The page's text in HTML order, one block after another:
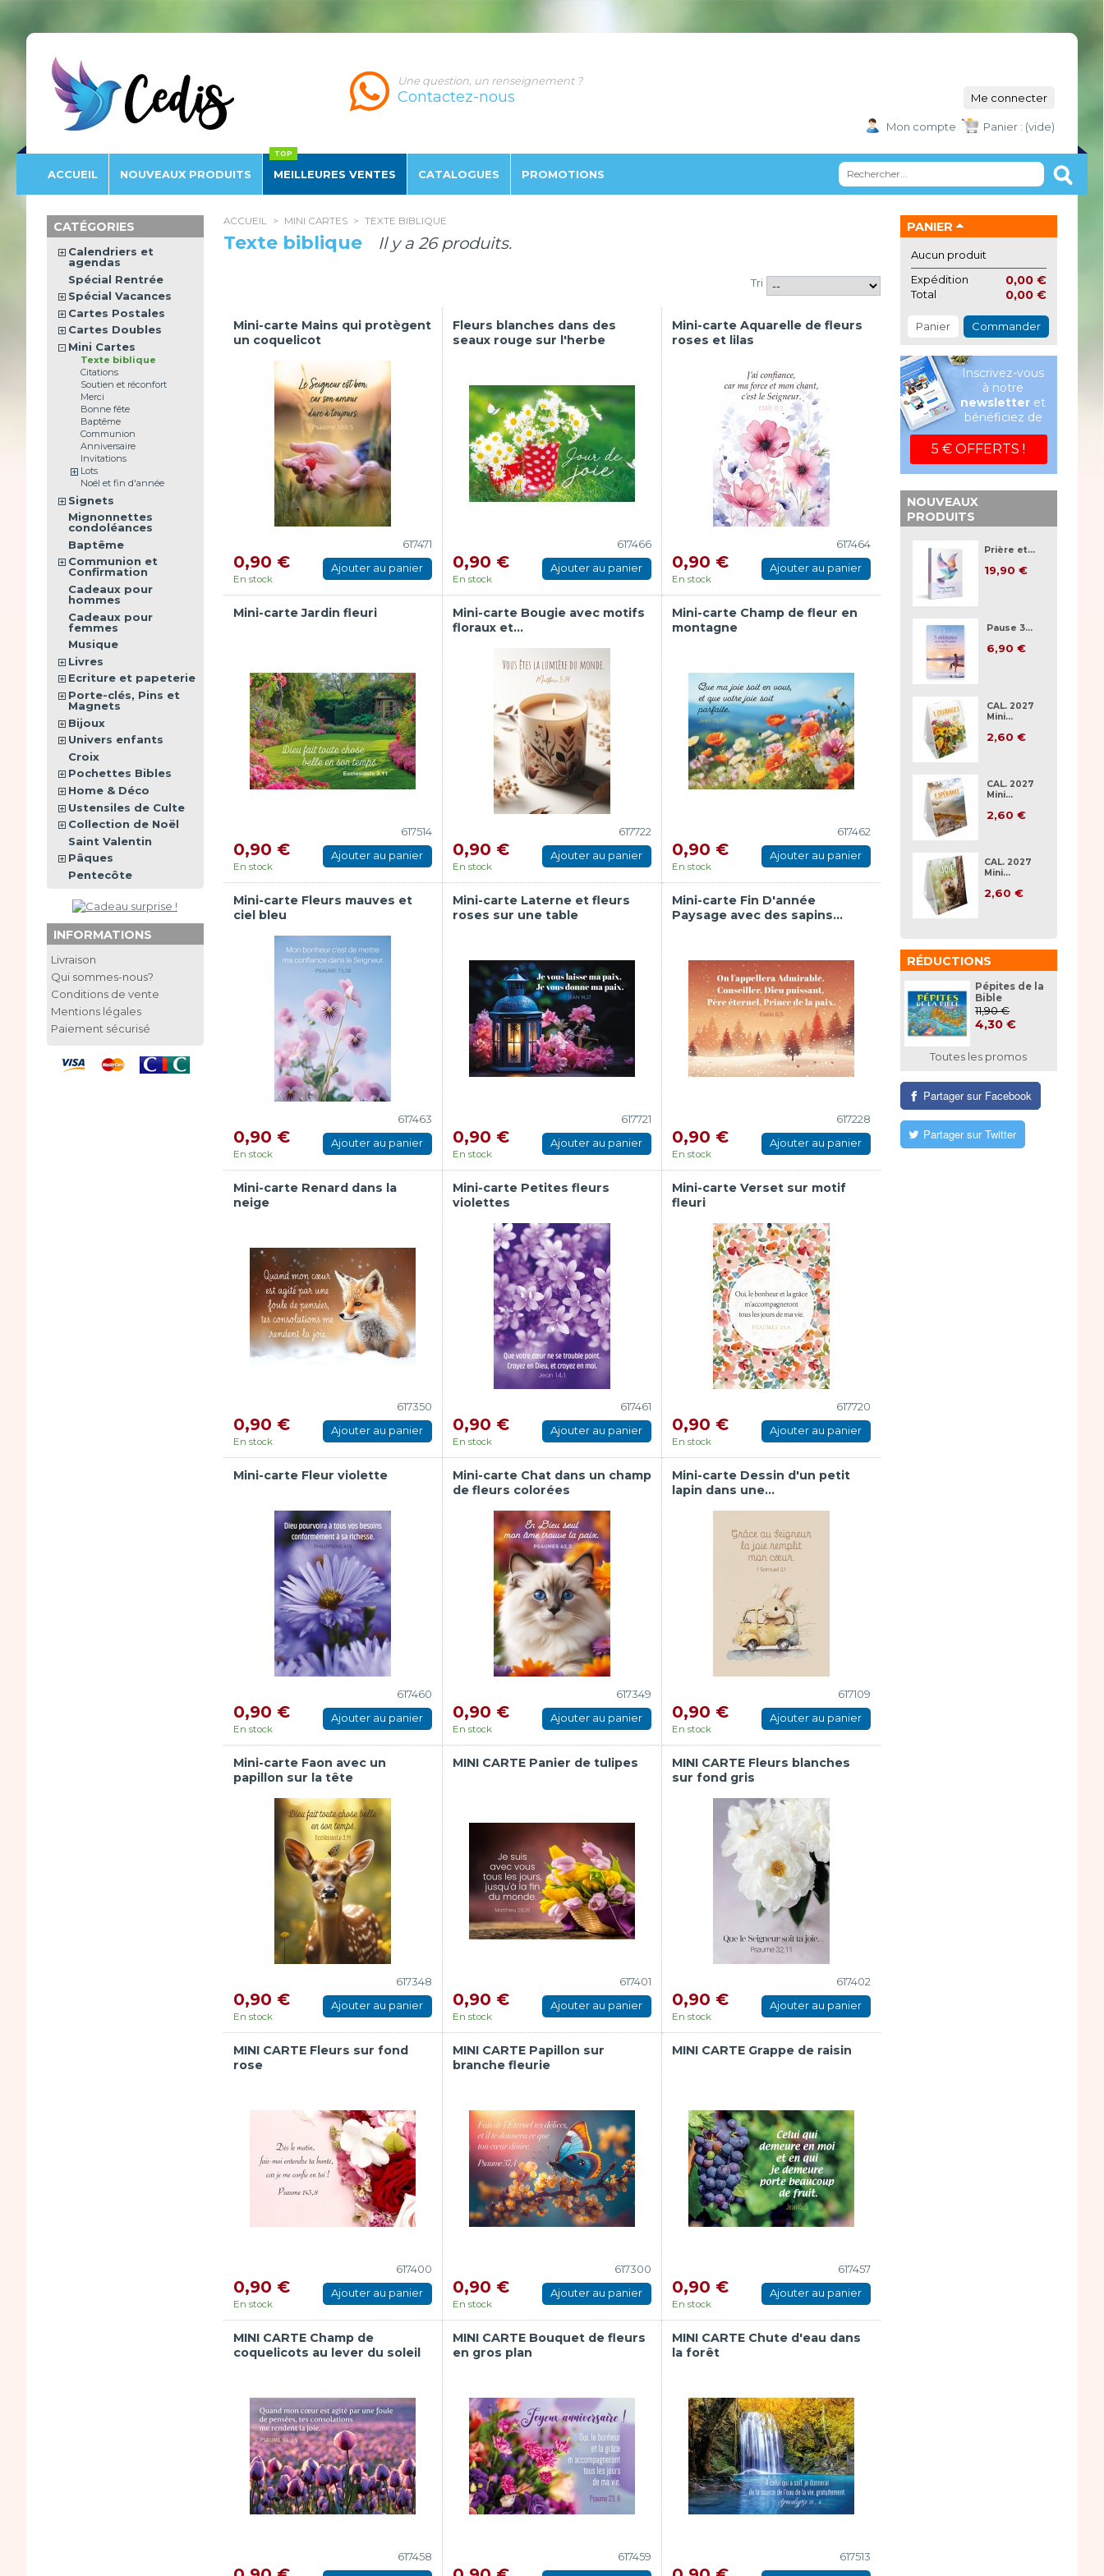
Éditions
Cedis
Une question, un renseignement ?
Contactez-nous Me connecter
Panier : (vide)
Mon compte
ACCUEIL NOUVEAUX PRODUITS MEILLEURES VENTES CATALOGUES PROMOTIONS
ACCUEIL > MINI CARTES > TEXTE BIBLIQUE
Texte biblique Il y a 26 produits.
Tri
Mini-carte Mains qui protègent
un coquelicot
617471
0,90 €
En stock
Ajouter au panier
Fleurs blanches dans des
seaux rouge sur l'herbe
617466
0,90 €
En stock
Ajouter au panier
Mini-carte Aquarelle de fleurs
roses et lilas
617464
0,90 €
En stock
Ajouter au panier
Mini-carte Jardin fleuri
617514
0,90 €
En stock
Ajouter au panier
Mini-carte Bougie avec motifs
floraux et...
617722
0,90 €
En stock
Ajouter au panier
Mini-carte Champ de fleur en
montagne
617462
0,90 €
En stock
Ajouter au panier
Mini-carte Fleurs mauves et
ciel bleu
617463
0,90 €
En stock
Ajouter au panier
Mini-carte Laterne et fleurs
roses sur une table
617721
0,90 €
En stock
Ajouter au panier
Mini-carte Fin D'année
Paysage avec des sapins...
617228
0,90 €
En stock
Ajouter au panier
Mini-carte Renard dans la
neige
617350
0,90 €
En stock
Ajouter au panier
Mini-carte Petites fleurs
violettes
617461
0,90 €
En stock
Ajouter au panier
Mini-carte Verset sur motif
fleuri
617720
0,90 €
En stock
Ajouter au panier
Mini-carte Fleur violette
617460
0,90 €
En stock
Ajouter au panier
Mini-carte Chat dans un champ
de fleurs colorées
617349
0,90 €
En stock
Ajouter au panier
Mini-carte Dessin d'un petit
lapin dans une...
617109
0,90 €
En stock
Ajouter au panier
Mini-carte Faon avec un
papillon sur la tête
617348
0,90 €
En stock
Ajouter au panier
MINI CARTE Panier de tulipes
617401
0,90 €
En stock
Ajouter au panier
MINI CARTE Fleurs blanches
sur fond gris
617402
0,90 €
En stock
Ajouter au panier
MINI CARTE Fleurs sur fond
rose
617400
0,90 €
En stock
Ajouter au panier
MINI CARTE Papillon sur
branche fleurie
617300
0,90 €
En stock
Ajouter au panier
MINI CARTE Grappe de raisin
617457
0,90 €
En stock
Ajouter au panier
MINI CARTE Champ de
coquelicots au lever du soleil
617458
MINI CARTE Bouquet de fleurs
en gros plan
617459
MINI CARTE Chute d'eau dans
la forêt
617513
CATÉGORIES
Calendriers et
agendas
Spécial Rentrée
Spécial Vacances
Cartes Postales
Cartes Doubles
Mini Cartes
Texte biblique
Citations
Soutien et réconfort
Merci
Bonne fête
Baptême
Communion
Anniversaire
Invitations
Lots
Noël et fin d'année
Signets
Mignonnettes
condoléances
Baptême
Communion et
Confirmation
Cadeaux pour
hommes
Cadeaux pour
femmes
Musique
Livres
Ecriture et papeterie
Porte-clés, Pins et
Magnets
Bijoux
Univers enfants
Croix
Pochettes Bibles
Home & Déco
Ustensiles de Culte
Collection de Noël
Saint Valentin
Pâques
Pentecôte
INFORMATIONS
Livraison
Qui sommes-nous?
Conditions de vente
Mentions légales
Paiement sécurisé
PANIER
Aucun produit
Expédition
0,00 €
Total 0,00 €
Panier Commander
Inscrivez-vous
à notre
newsletter et
bénéficiez de
5 € OFFERTS !
NOUVEAUX
PRODUITS
Prière et...
19,90 €
Pause 3...
6,90 €
CAL. 2027
Mini...
2,60 €
CAL. 2027
Mini...
2,60 €
CAL. 2027
Mini...
2,60 €
RÉDUCTIONS
Pépites de la
Bible
11,90 €
4,30 €
Toutes les promos
Partager sur Facebook
Partager sur Twitter